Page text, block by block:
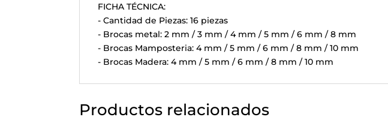
FICHA TÉCNICA:
- Cantidad de Piezas: 16 piezas
- Brocas metal: 2 mm / 3 mm / 4 mm / 5 mm / 6 mm / 8 mm
- Brocas Mamposteria: 4 mm / 5 mm / 6 mm / 8 mm / 10 mm
- Brocas Madera: 4 mm / 5 mm / 6 mm / 8 mm / 10 mm
Productos relacionados